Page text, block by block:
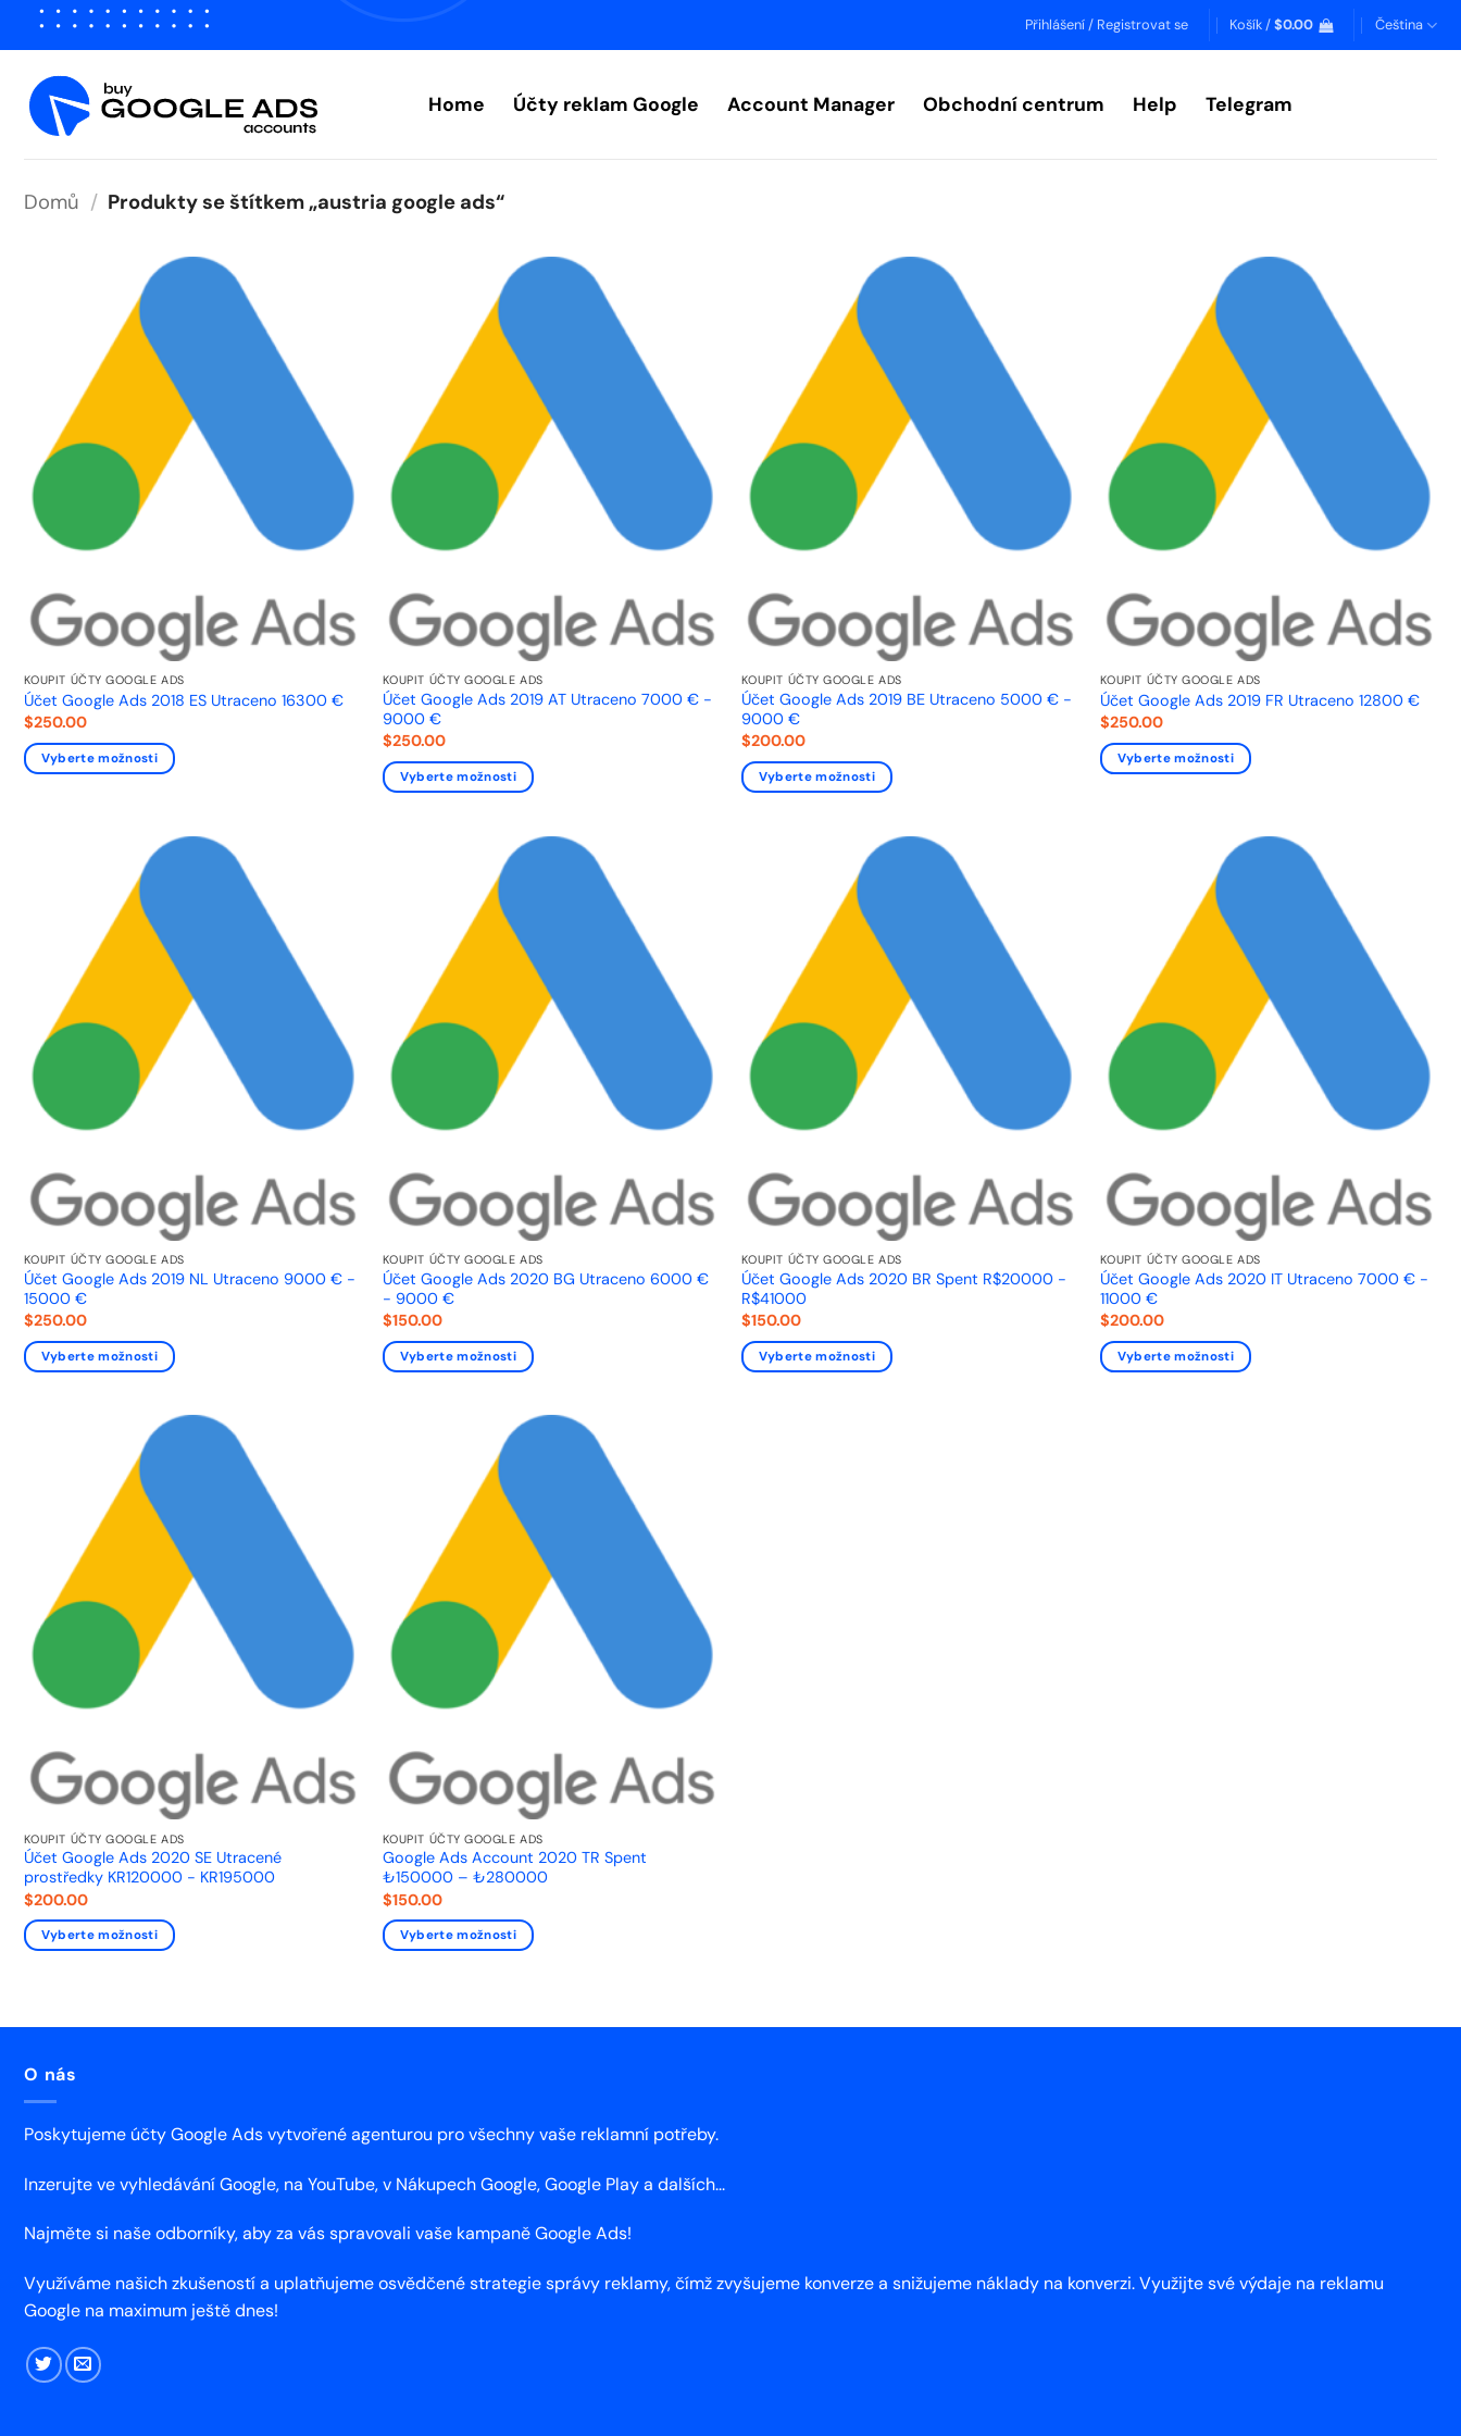
Přeskočit
Přihlášení / Registrovat se Košík /$0.00 Čeština
Home Účty reklam Google Account Manager Obchodní centrum Help Telegram
Domů / Produkty se štítkem „austria google ads“
KOUPIT ÚČTY GOOGLE ADS
Účet Google Ads 2018 ES Utraceno 16300 €
$250.00
Vyberte možnosti
KOUPIT ÚČTY GOOGLE ADS
Účet Google Ads 2019 AT Utraceno 7000 € -
9000 €
$250.00
Vyberte možnosti
KOUPIT ÚČTY GOOGLE ADS
Účet Google Ads 2019 BE Utraceno 5000 € -
9000 €
$200.00
Vyberte možnosti
KOUPIT ÚČTY GOOGLE ADS
Účet Google Ads 2019 FR Utraceno 12800 €
$250.00
Vyberte možnosti
KOUPIT ÚČTY GOOGLE ADS
Účet Google Ads 2019 NL Utraceno 9000 € -
15000 €
$250.00
Vyberte možnosti
KOUPIT ÚČTY GOOGLE ADS
Účet Google Ads 2020 BG Utraceno 6000 €
- 9000 €
$150.00
Vyberte možnosti
KOUPIT ÚČTY GOOGLE ADS
Účet Google Ads 2020 BR Spent R$20000 -
R$41000
$150.00
Vyberte možnosti
KOUPIT ÚČTY GOOGLE ADS
Účet Google Ads 2020 IT Utraceno 7000 € -
11000 €
$200.00
Vyberte možnosti
KOUPIT ÚČTY GOOGLE ADS
Účet Google Ads 2020 SE Utracené
prostředky KR120000 - KR195000
$200.00
Vyberte možnosti
KOUPIT ÚČTY GOOGLE ADS
Google Ads Account 2020 TR Spent
₺150000 – ₺280000
$150.00
Vyberte možnosti
O nás
Poskytujeme účty Google Ads vytvořené agenturou pro všechny vaše reklamní potřeby.
Inzerujte ve vyhledávání Google, na YouTube, v Nákupech Google, Google Play a dalších...
Najměte si naše odborníky, aby za vás spravovali vaše kampaně Google Ads!
Využíváme našich zkušeností a uplatňujeme osvědčené strategie správy reklamy, čímž zvyšujeme konverze a snižujeme náklady na konverzi. Využijte své výdaje na reklamu
Google na maximum ještě dnes!